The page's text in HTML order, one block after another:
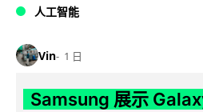
人工智能
Vin 1 日
Samsung 展示